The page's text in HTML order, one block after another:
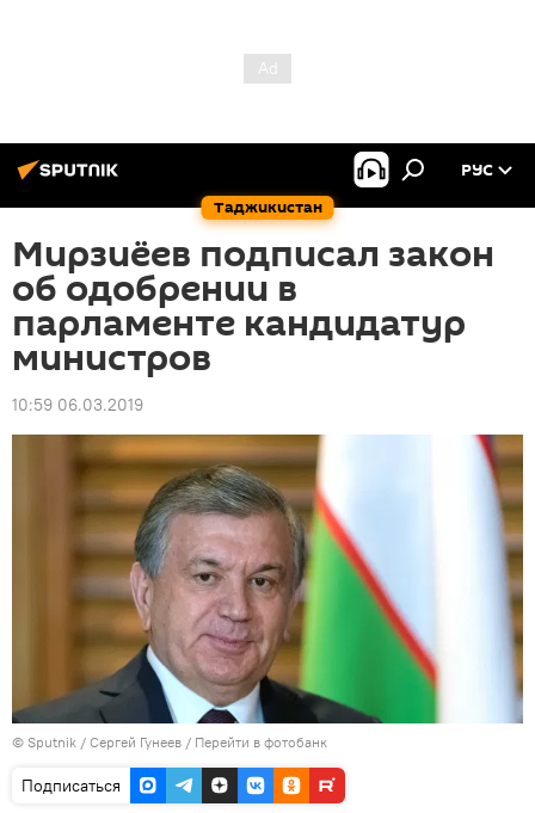
Таджикистан
РУС
Мирзиёев подписал закон
об одобрении в
парламенте кандидатур
министров
10:59 06.03.2019
© Sputnik / Сергей Гунеев / Перейти в фотобанк
Подписаться